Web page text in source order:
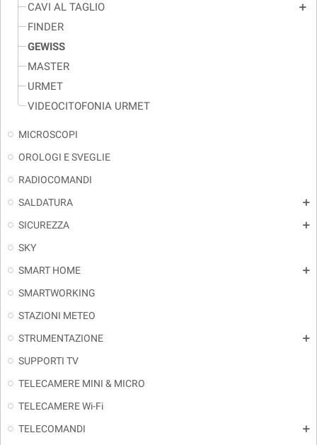
CAVI AL TAGLIO add
FINDER
GEWISS
MASTER
URMET
VIDEOCITOFONIA URMET
MICROSCOPI
OROLOGI E SVEGLIE
RADIOCOMANDI
SALDATURA
add
SICUREZZA add
SKY
SMART HOME
add
SMARTWORKING
STAZIONI METEO
STRUMENTAZIONE
add
SUPPORTI TV
TELECAMERE MINI & MICRO
TELECAMERE Wi-Fi
TELECOMANDI
add